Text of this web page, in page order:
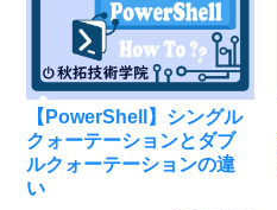
【PowerShell】シングル
クォーテーションとダブ
ルクォーテーションの違
い